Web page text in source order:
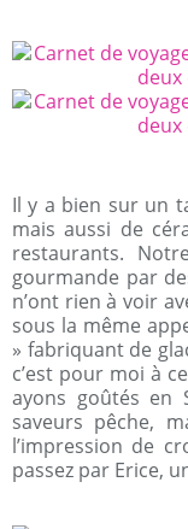
Il y a bien sur un
mais aussi de
restaurants.
gourmande par
n’ont rien à voir
sous la même
» fabriquant de
c’est pour moi à
ayons goûtés en
saveurs pêche,
l’impression de
passez par Erice,